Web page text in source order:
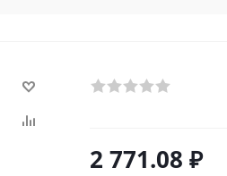
2 771.08 ₽